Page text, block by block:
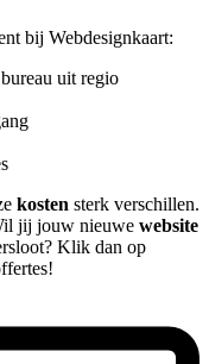
bij Webdesignkaart:
uit regio
kosten sterk verschillen.
jij jouw nieuwe website
Klik dan op